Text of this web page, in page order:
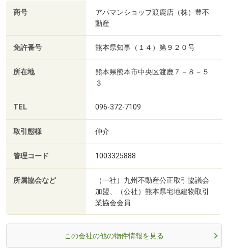
商号
アパマンショップ渡鹿店（株）豊不
動産
免許番号 熊本県知事（１４）第９２０号
所在地
熊本県熊本市中央区渡鹿７－８－５
３
TEL 096-372-7109
取引態様 仲介
管理コード 1003325888
所属協会など
（一社）九州不動産公正取引協議会
加盟、（公社）熊本県宅地建物取引
業協会会員
この会社の他の物件情報を見る